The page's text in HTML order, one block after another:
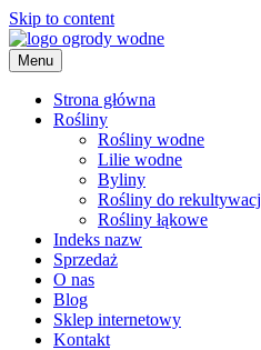
Skip to content
ogrody wodne
Menu
Strona główna
Rośliny
Rośliny wodne
Lilie wodne
Byliny
Rośliny do
Rośliny łąkowe
Indeks nazw
Sprzedaż
O nas
Blog
Sklep internetowy
Kontakt